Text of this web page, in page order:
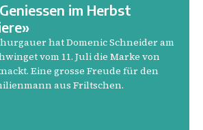
im Herbst
hat Domenic Schneider am
vom 11. Juli die Marke von
Eine grosse Freude für den
aus Friltschen.